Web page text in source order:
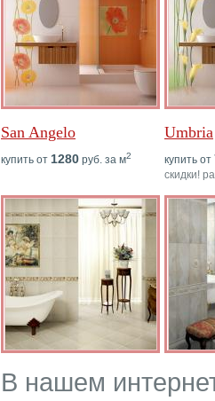
San Angelo
купить от 1280 руб. за м2
Umbria
купить от
скидки!
В нашем